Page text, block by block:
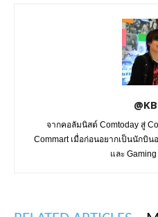
จากคอลัมนิสต์ Comtoday สู่
Commart เมื่อก่อนอยากเป็นนักบิ
และ